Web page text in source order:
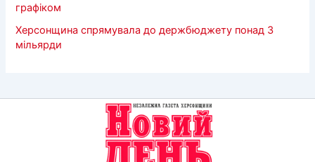
графіком
Херсонщина спрямувала до держбюджету понад 3
мільярди